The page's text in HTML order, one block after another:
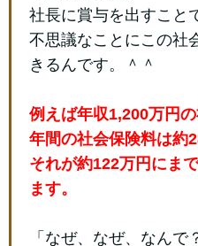
社長に賞与を出すこと
不思議なことにこの社
きるんです。＾＾
例えば年収1,200万円の
年間の社会保険料は約
それが約122万円にま
ます。
「なぜ、なぜ、なんで